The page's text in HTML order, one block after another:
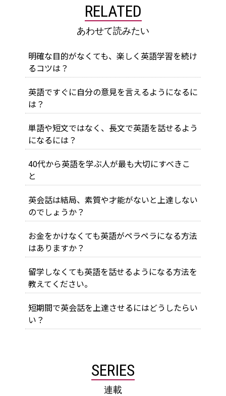
RELATED
あわせて読みたい
明確な目的がなくても、楽しく英語学習を続け
るコツは？
英語ですぐに自分の意見を言えるようになるに
は？
単語や短文ではなく、長文で英語を話せるよう
になるには？
40代から英語を学ぶ人が最も大切にすべきこ
と
英会話は結局、素質や才能がないと上達しない
のでしょうか？
お金をかけなくても英語がペラペラになる方法
はありますか？
留学しなくても英語を話せるようになる方法を
教えてください。
短期間で英会話を上達させるにはどうしたらい
い？
SERIES
連載